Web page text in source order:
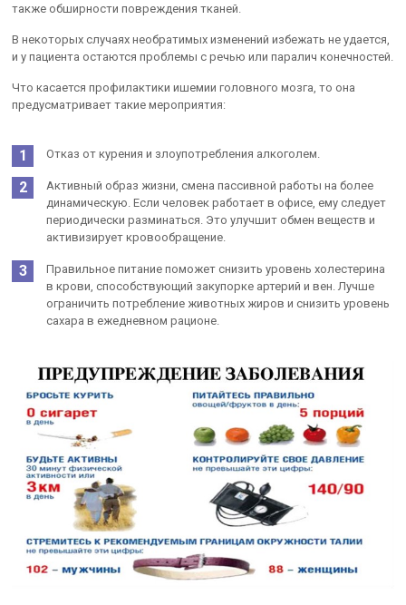
также обширности повреждения тканей.
В некоторых случаях необратимых изменений избежать не удается,
и у пациента остаются проблемы с речью или паралич конечностей.
Что касается профилактики ишемии головного мозга, то она
предусматривает такие мероприятия:
Отказ от курения и злоупотребления алкоголем.
Активный образ жизни, смена пассивной работы на более
динамическую. Если человек работает в офисе, ему следует
периодически разминаться. Это улучшит обмен веществ и
активизирует кровообращение.
Правильное питание поможет снизить уровень холестерина
в крови, способствующий закупорке артерий и вен. Лучше
ограничить потребление животных жиров и снизить уровень
сахара в ежедневном рационе.